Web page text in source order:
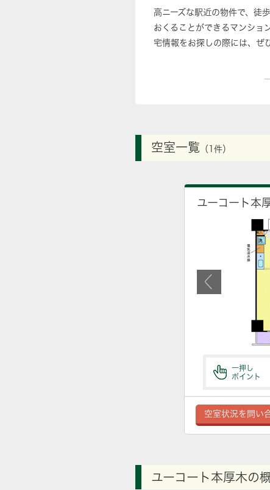
高ニーズな駅近の物件で、徒
おくることができるマンショ
宅情報をお探しの際には、ぜ
空室一覧 （1件）
ユーコート本
一押し
ポイント
空室状況を問い
ユーコート本厚木の